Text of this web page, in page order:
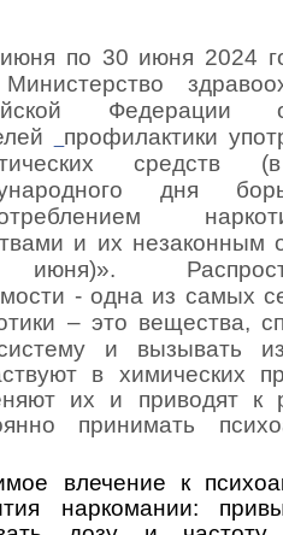
по 30 июня 2024
Федерации
профилактики
средств
дня
и их незаконным
- одна из самых
– это вещества,
и вызывать
в химических
их и приводят к
принимать
влечение к
наркомании: